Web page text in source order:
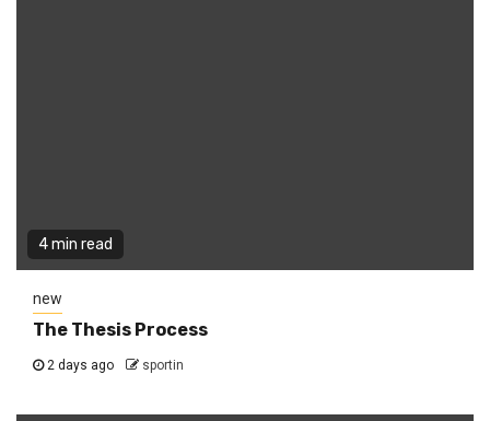
4 min read
new
The Thesis Process
2 days ago sportin